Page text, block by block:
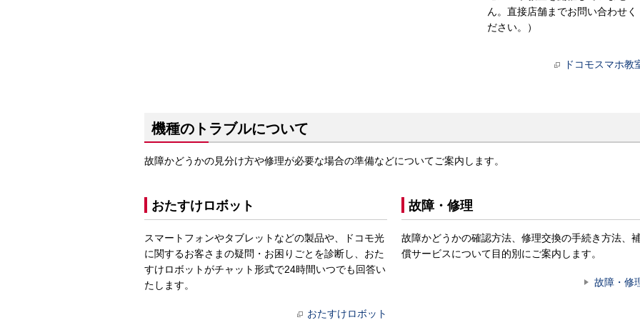
ん。直接店舗までお問い合わせく
ださい。）
ドコモスマホ教
機種のトラブルについて
故障かどうかの見分け方や修理が必要な場合の準備などについてご案内します。
おたすけロボット
スマートフォンやタブレットなどの製品や、ドコモ光
に関するお客さまの疑問・お困りごとを診断し、おた
すけロボットがチャット形式で24時間いつでも回答い
たします。
おたすけロボット
故障・修理
故障かどうかの確認方法、修理交換の手続き方法、
償サービスについて目的別にご案内します。
故障・修